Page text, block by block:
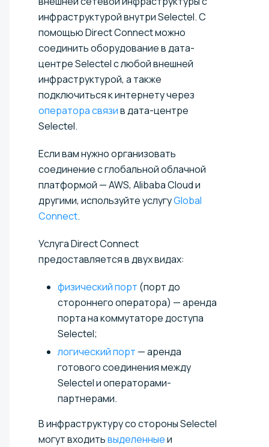
инфраструктурой внутри Selectel. С
помощью Direct Connect можно
соединить оборудование в дата-
центре Selectel с любой внешней
инфраструктурой, а также
подключиться к интернету через
оператора связив дата-центре
Selectel.
Если вам нужно организовать
соединение с глобальной облачной
платформой — AWS, Alibaba Cloud и
другими, используйте услугуGlobal
Connect.
Услуга Direct Connect
предоставляется в двух видах:
физический порт (порт до
стороннего оператора) — аренда
порта на коммутаторе доступа
Selectel;
логический порт — аренда
готового соединения между
Selectel и операторами-
партнерами.
В инфраструктуру со стороны Selectel
могут входитьвыделенныеи